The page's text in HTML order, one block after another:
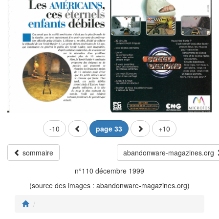
-10 page 33 +10
sommaire
abandonware-magazines.org
n°110 décembre 1999
(source des images : abandonware-magazines.org)